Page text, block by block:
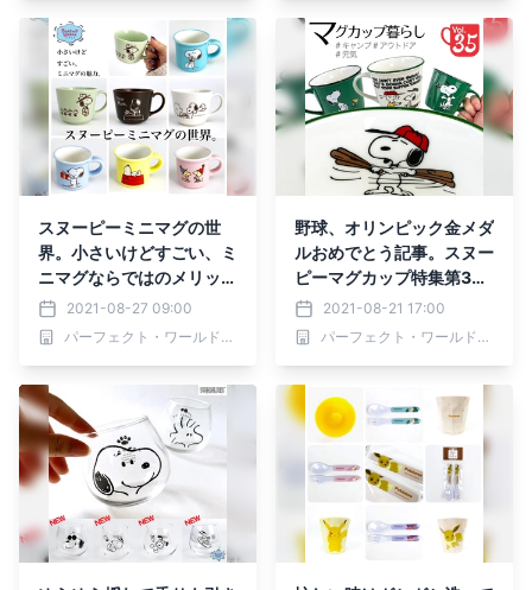
スヌーピーミニマグの世
界。小さいけどすごい、ミ
ニマグならではのメリット
があるんです。シックで大
人なものから、カラフルな
ミニミニまで幅広く♪
2021-08-27 09:00
パーフェクト・ワールド株式会社
野球、オリンピック金メダ
ルおめでとう記事。スヌー
ピーマグカップ特集第35
回・使いやすくて飲みやす
い300ml容量のカラーマ
グ
2021-08-21 17:00
パーフェクト・ワールド株式会社